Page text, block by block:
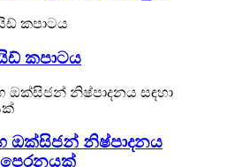
කපාටය
ඔක්සිජන් නිෂ්පාදනය